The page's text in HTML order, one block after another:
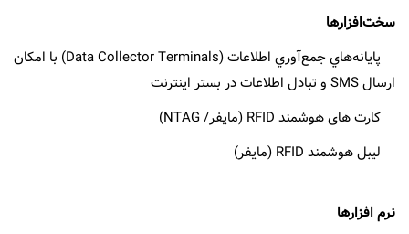
سخت‌افزارها
پايانه‌هاي جمع‌آوري اطلاعات (Data Collector Terminals) با امکان
ارسال SMS و تبادل اطلاعات در بستر اینترنت
کارت های هوشمند RFID (مایفر/ NTAG)
لیبل هوشمند RFID (مایفر)
نرم افزارها